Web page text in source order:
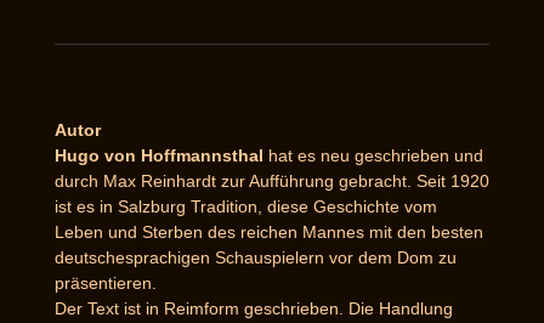
Autor
Hugo von Hoffmannsthal hat es neu geschrieben und
durch Max Reinhardt zur Aufführung gebracht. Seit 1920
ist es in Salzburg Tradition, diese Geschichte vom
Leben und Sterben des reichen Mannes mit den besten
deutschesprachigen Schauspielern vor dem Dom zu
präsentieren.
Der Text ist in Reimform geschrieben. Die Handlung